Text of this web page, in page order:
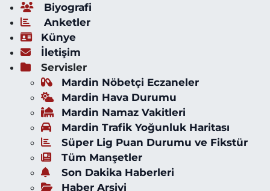
Biyografi
Anketler
Künye
İletişim
Servisler
Mardin Nöbetçi Eczaneler
Mardin Hava Durumu
Mardin Namaz Vakitleri
Mardin Trafik Yoğunluk Haritası
Süper Lig Puan Durumu ve Fikstür
Tüm Manşetler
Son Dakika Haberleri
Haber Arşivi